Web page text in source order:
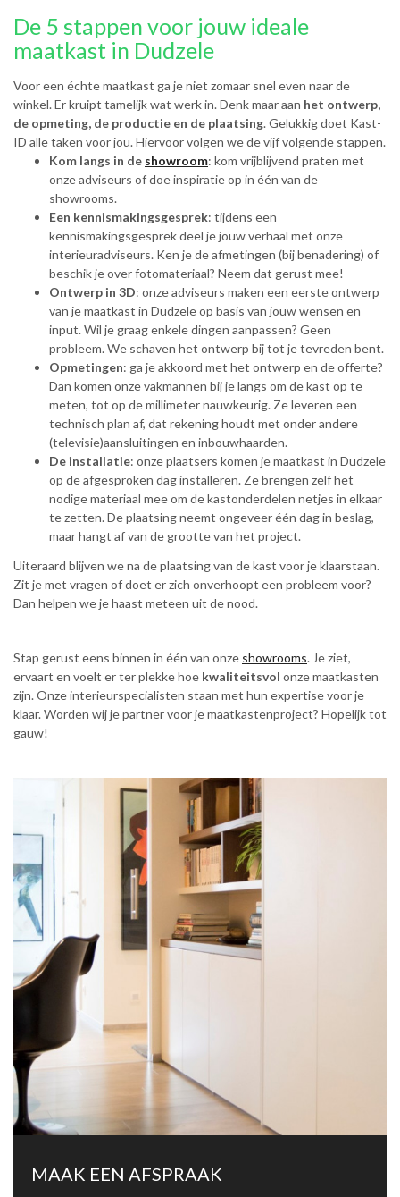
De 5 stappen voor jouw ideale
maatkast in Dudzele
Voor een échte maatkast ga je niet zomaar snel even naar de
winkel. Er kruipt tamelijk wat werk in. Denk maar aan het ontwerp,
de opmeting, de productie en de plaatsing. Gelukkig doet Kast-
ID alle taken voor jou. Hiervoor volgen we de vijf volgende stappen.
Kom langs in de showroom: kom vrijblijvend praten met
onze adviseurs of doe inspiratie op in één van de
showrooms.
Een kennismakingsgesprek: tijdens een
kennismakingsgesprek deel je jouw verhaal met onze
interieuradviseurs. Ken je de afmetingen (bij benadering) of
beschik je over fotomateriaal? Neem dat gerust mee!
Ontwerp in 3D: onze adviseurs maken een eerste ontwerp
van je maatkast in Dudzele op basis van jouw wensen en
input. Wil je graag enkele dingen aanpassen? Geen
probleem. We schaven het ontwerp bij tot je tevreden bent.
Opmetingen: ga je akkoord met het ontwerp en de offerte?
Dan komen onze vakmannen bij je langs om de kast op te
meten, tot op de millimeter nauwkeurig. Ze leveren een
technisch plan af, dat rekening houdt met onder andere
(televisie)aansluitingen en inbouwhaarden.
De installatie: onze plaatsers komen je maatkast in Dudzele
op de afgesproken dag installeren. Ze brengen zelf het
nodige materiaal mee om de kastonderdelen netjes in elkaar
te zetten. De plaatsing neemt ongeveer één dag in beslag,
maar hangt af van de grootte van het project.
Uiteraard blijven we na de plaatsing van de kast voor je klaarstaan.
Zit je met vragen of doet er zich onverhoopt een probleem voor?
Dan helpen we je haast meteen uit de nood.
Stap gerust eens binnen in één van onze showrooms. Je ziet,
ervaart en voelt er ter plekke hoe kwaliteitsvol onze maatkasten
zijn. Onze interieurspecialisten staan met hun expertise voor je
klaar. Worden wij je partner voor je maatkastenproject? Hopelijk tot
gauw!
MAAK EEN AFSPRAAK